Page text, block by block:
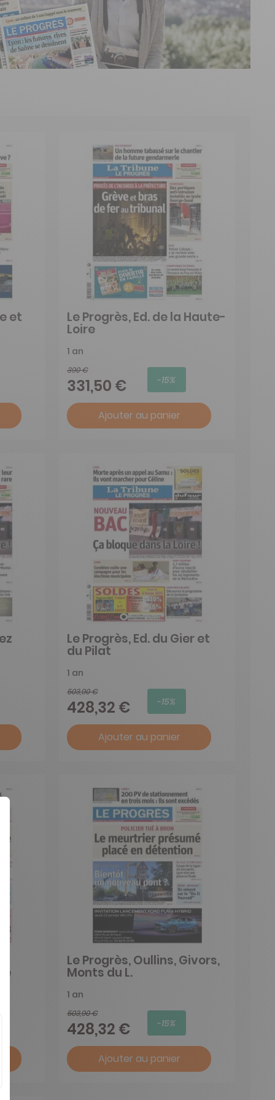
et Le Progrès, Ed. de la Haute-
Loire
1 an
390 €
331,50 € -15%
Ajouter au panier
Le Progrès, Ed. du Gier et
du Pilat
1 an
503,90 €
428,32 € -15%
Ajouter au panier
Le Progrès, Oullins, Givors,
Monts du L.
1 an
503,90 €
428,32 € -15%
Ajouter au panier